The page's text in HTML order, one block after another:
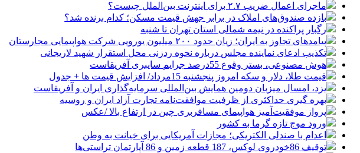
ماجرای اعمال ضریب ۲.۷ برای اینترنت بین‌الملل چیست؟
بازده صندوق‌های املاک در برابر جهش قیمت مسکن؛ کدام برنده شد؟
رگبار پراکنده در نیمه شمالی استان تهران تا شنبه
پیامدهای تجاوز به ایران؛ زیان حدود ۲۰۰ میلیون یورویی شرکت هواپیمایی مجارستان
تکذیب ادعای نماینده مجلس درباره نحوه ردزنی محل استقرار شهید لاریجانی
هوش مصنوعی، بستر وقوع 55درصد جرایم سایبری آفریقاست
قیمت طلا، دلار و سکه امروز پنجشنبه 15مرداد/ افزایش قیمت ها + جدول
یزد، امسال میزبان دومین همایش بین‌المللی سرمایه‌گذاری ایران و آفریقاست
بهره گیری حداکثری از ظرفیت موافقت‌نامه تجارت آزاد ایران و روسیه
پرواز موفقیت‌آمیز هواپیمای مسافربری چین در ارتفاع بالا /عکس
ورود موج تازه گرما به کشور
اعدام با صندلی الکتریکی؛ مجازات آمریکایی برای خیانت به وطن
توقیف 86خودروی لوکس، 187 قطعه زمین و 86 آپارتمان تراستی‌ها